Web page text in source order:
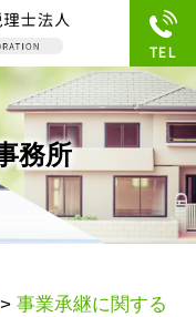
務所
> 事業承継に関する